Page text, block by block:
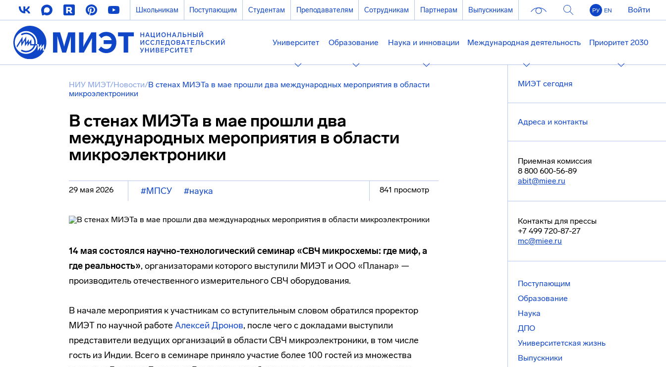
Школьникам Поступающим Студентам Преподавателям Сотрудникам Партнерам Выпускникам РУ EN Войти
Университет Образование Наука и инновации Международная деятельность Приоритет 2030
НИУ МИЭТ/Новости/В стенах МИЭТа в мае прошли два международных мероприятия в области
микроэлектроники
В стенах МИЭТа в мае прошли два
международных мероприятия в области
микроэлектроники
29 мая 2026 #МПСУ #наука 841 просмотр
14 мая состоялся научно-технологический семинар «СВЧ микросхемы: где миф, а
где реальность», организаторами которого выступили МИЭТ и ООО «Планар» —
производитель отечественного измерительного СВЧ оборудования.
В начале мероприятия к участникам со вступительным словом обратился проректор
МИЭТ по научной работе Алексей Дронов, после чего с докладами выступили
представители ведущих организаций в области СВЧ микроэлектроники, в том числе
гость из Индии. Всего в семинаре приняло участие более 100 гостей из множества
МИЭТ сегодня
Адреса и контакты
Приемная комиссия
8 800 600-56-89
abit@miee.ru
Контакты для прессы
+7 499 720-87-27
mc@miee.ru
Поступающим
Образование
Наука
ДПО
Университетская жизнь
Выпускники